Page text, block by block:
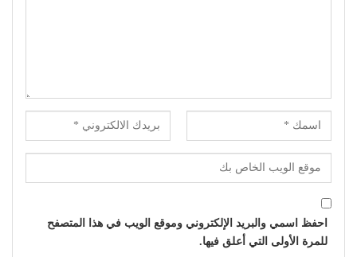
احفظ اسمي والبريد الإلكتروني وموقع الويب في هذا المتصفح
للمرة الأولى التي أعلق فيها.